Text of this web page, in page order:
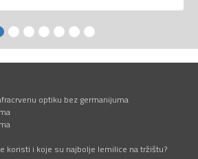
optiku bez germanijuma
koristi i koje su najbolje lemilice na tržištu?